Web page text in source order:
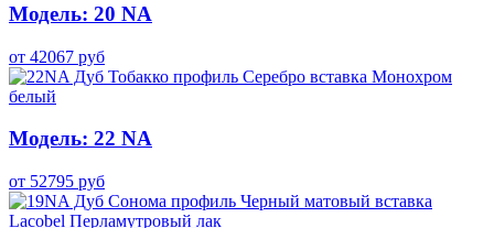
Модель: 20 NA
от 42067 руб
Модель: 22 NA
от 52795 руб